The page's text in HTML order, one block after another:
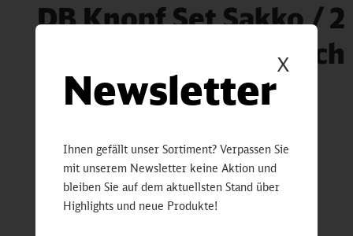
DB Knopf Set Sakko / 2
Loch
X
Newsletter
Ihnen gefällt unser Sortiment? Verpassen Sie
mit unserem Newsletter keine Aktion und
bleiben Sie auf dem aktuellsten Stand über
Highlights und neue Produkte!